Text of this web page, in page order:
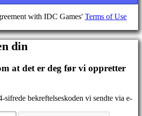
with IDC Games' Terms of Use
din
at det er deg før vi oppretter
sifrede bekreftelseskoden vi sendte via e-